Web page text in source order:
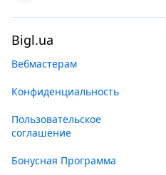
Bigl.ua
Вебмастерам
Конфиденциальность
Пользовательское
соглашение
Бонусная Программа